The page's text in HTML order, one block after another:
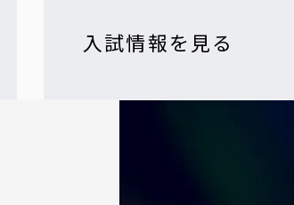
入試情報を見る